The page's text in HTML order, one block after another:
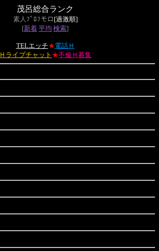
茂呂総合ランク
素人ﾌﾟﾛﾌモロ [過激順]
[新着 平均 検索]
TELエッチ★電話Ｈ
Ｈライブチャット ★不倫Ｈ募集